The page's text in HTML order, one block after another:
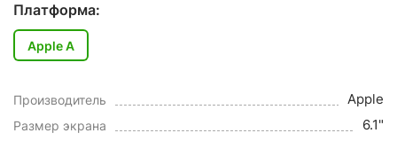
Платформа:
Apple A
Производитель Apple
Размер экрана 6.1"